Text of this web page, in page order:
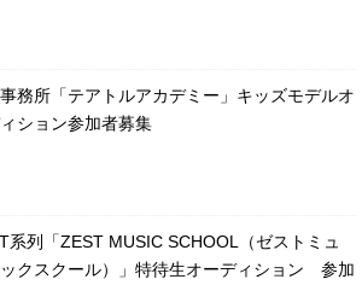
務所「テアトルアカデミー」キッズモデルオ
ション参加者募集
系列「ZEST MUSIC SCHOOL（ゼストミュ
クスクール）」特待生オーディション 参加